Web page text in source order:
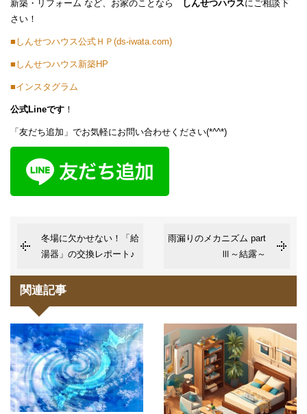
新築・リフォーム など、お家のことなら しんせつハウスにご相談下
さい！
■しんせつハウス公式ＨＰ(ds-iwata.com)
■しんせつハウス新築HP
■インスタグラム
公式Lineです ！
「友だち追加」でお気軽にお問い合わせください(*^^*)
冬場に欠かせない！「給
湯器」の交換レポート♪
雨漏りのメカニズム part
Ⅲ～結露～
関連記事